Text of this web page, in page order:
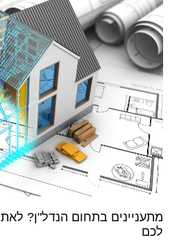
מתעניינים בתחום הנדל"ן?
לכם